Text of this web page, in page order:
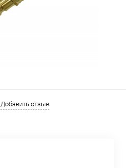
Добавить отзыв